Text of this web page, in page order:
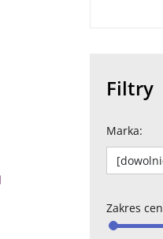
Filtry
Marka:
Zakres cen